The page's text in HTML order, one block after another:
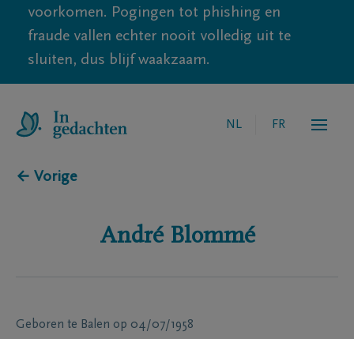
voorkomen. Pogingen tot phishing en
fraude vallen echter nooit volledig uit te
sluiten, dus blijf waakzaam.
NL FR
← Vorige
André Blommé
Geboren te Balen op 04/07/1958